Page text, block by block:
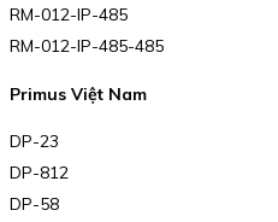
RM-012-IP-485
RM-012-IP-485-485
Primus Việt Nam
DP-23
DP-812
DP-58